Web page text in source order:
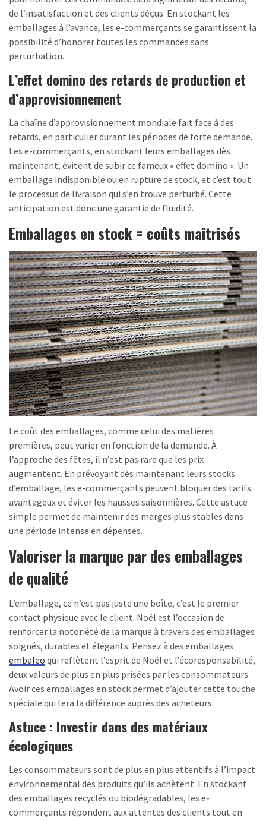
de l’insatisfaction et des clients déçus. En stockant les
emballages à l’avance, les e-commerçants se garantissent la
possibilité d’honorer toutes les commandes sans
perturbation.
L’effet domino des retards de production et
d’approvisionnement
La chaîne d’approvisionnement mondiale fait face à des
retards, en particulier durant les périodes de forte demande.
Les e-commerçants, en stockant leurs emballages dès
maintenant, évitent de subir ce fameux « effet domino ». Un
emballage indisponible ou en rupture de stock, et c’est tout
le processus de livraison qui s’en trouve perturbé. Cette
anticipation est donc une garantie de fluidité.
Emballages en stock = coûts maîtrisés
Le coût des emballages, comme celui des matières
premières, peut varier en fonction de la demande. À
l’approche des fêtes, il n’est pas rare que les prix
augmentent. En prévoyant dès maintenant leurs stocks
d’emballage, les e-commerçants peuvent bloquer des tarifs
avantageux et éviter les hausses saisonnières. Cette astuce
simple permet de maintenir des marges plus stables dans
une période intense en dépenses.
Valoriser la marque par des emballages
de qualité
L’emballage, ce n’est pas juste une boîte, c’est le premier
contact physique avec le client. Noël est l’occasion de
renforcer la notoriété de la marque à travers des emballages
soignés, durables et élégants. Pensez à des emballages
embaleo qui reflètent l’esprit de Noël et l’écoresponsabilité,
deux valeurs de plus en plus prisées par les consommateurs.
Avoir ces emballages en stock permet d’ajouter cette touche
spéciale qui fera la différence auprès des acheteurs.
Astuce : Investir dans des matériaux
écologiques
Les consommateurs sont de plus en plus attentifs à l’impact
environnemental des produits qu’ils achètent. En stockant
des emballages recyclés ou biodégradables, les e-
commerçants répondent aux attentes des clients tout en